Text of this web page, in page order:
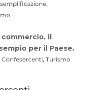
il
per il Paese.
Turismo